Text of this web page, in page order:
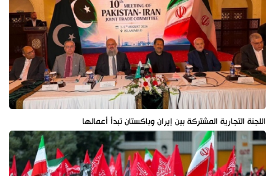
اللجنة التجارية المشتركة بين إيران وباكستان تبدأ أعمالها